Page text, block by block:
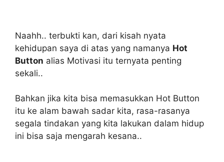
Naahh.. terbukti kan, dari kisah nyata
kehidupan saya di atas yang namanya Hot
Button alias Motivasi itu ternyata penting
sekali..
Bahkan jika kita bisa memasukkan Hot Button
itu ke alam bawah sadar kita, rasa-rasanya
segala tindakan yang kita lakukan dalam hidup
ini bisa saja mengarah kesana..